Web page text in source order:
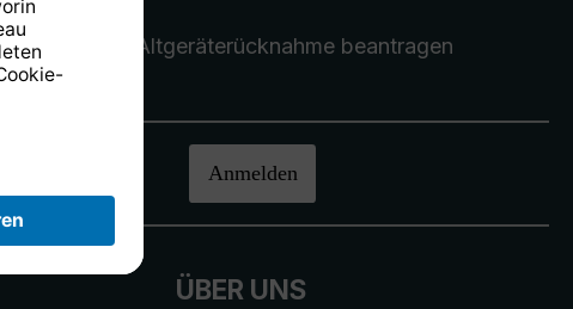
Altgeräterücknahme beantragen
Anmelden
ÜBER UNS